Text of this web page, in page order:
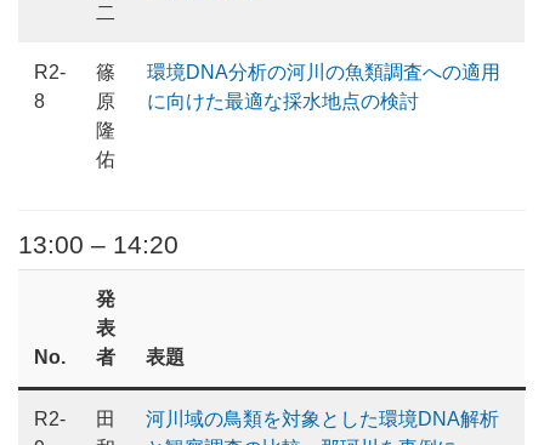
二
R2-
8
篠
原
隆
佑
環境DNA分析の河川の魚類調査への適用
に向けた最適な採水地点の検討
13:00 – 14:20
No.
発
表
者
表題
R2-
田
河川域の鳥類を対象とした環境DNA解析